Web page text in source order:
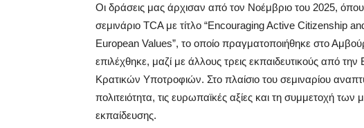
Οι δράσεις μας άρχισαν από τον Νοέμβριο του 2025, όπου
σεμινάριο TCA με τίτλο “Encouraging Active Citizenship
European Values”, το οποίο πραγματοποιήθηκε στο
επιλέχθηκε, μαζί με άλλους τρεις εκπαιδευτικούς από
Κρατικών Υποτροφιών. Στο πλαίσιο του σεμιναρίου
πολιτειότητα, τις ευρωπαϊκές αξίες και τη συμμετοχή
εκπαίδευσης.